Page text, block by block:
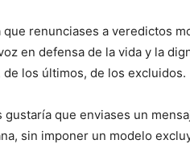
que renunciases a veredictos
en defensa de la vida y la
de los últimos, de los excluidos.
gustaría que enviases un
sin imponer un modelo